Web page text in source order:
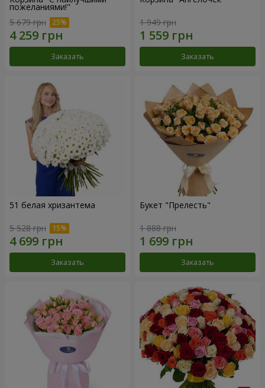
пожеланиями!"
5 679 грн
Заказать
1 949 грн
Заказать
51 белая хризантема
5 528 грн
Заказать
Букет "Прелесть"
1 888 грн
Заказать